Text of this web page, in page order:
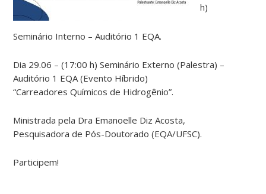
h)
Seminário Interno – Auditório 1 EQA.
Dia 29.06 – (17:00 h) Seminário Externo (Palestra) –
Auditório 1 EQA (Evento Híbrido)
“Carreadores Químicos de Hidrogênio”.
Ministrada pela Dra Emanoelle Diz Acosta,
Pesquisadora de Pós-Doutorado (EQA/UFSC).
Participem!